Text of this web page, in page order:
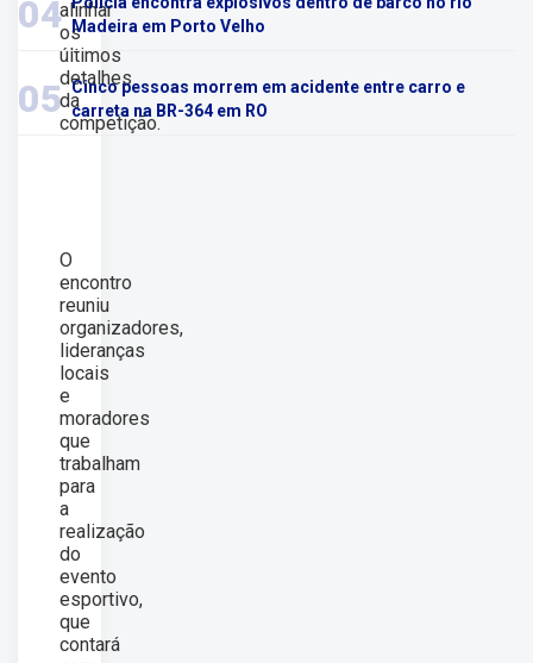
alinhar
os
últimos
detalhes
da
competição.
O
encontro
reuniu
organizadores,
lideranças
locais
e
moradores
que
trabalham
para
a
realização
do
evento
esportivo,
que
contará
04
Madeira em Porto Velho
05 Cinco pessoas morrem em acidente entre carro e
carreta na BR-364 em RO